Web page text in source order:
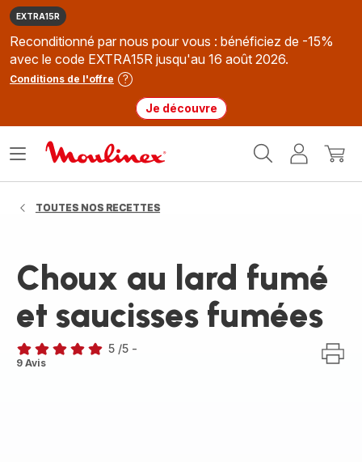
EXTRA15R
Reconditionné par nous pour vous : bénéficiez de -15%
avec le code EXTRA15R jusqu'au 16 août 2026.
Conditions de l'offre
Je découvre
MonMon
Ouvrir
TOUTES NOS RECETTES
Choux au lard fumé
et saucisses fumées
Avis
5 /5 -
9 Avis